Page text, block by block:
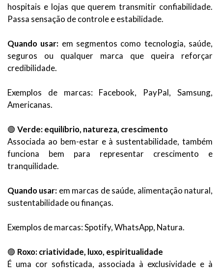
hospitais e lojas que querem transmitir confiabilidade.
Passa sensação de controle e estabilidade.
Quando usar: em segmentos como tecnologia, saúde,
seguros ou qualquer marca que queira reforçar
credibilidade.
Exemplos de marcas: Facebook, PayPal, Samsung,
Americanas.
🟢 Verde: equilíbrio, natureza, crescimento
Associada ao bem-estar e à sustentabilidade, também
funciona bem para representar crescimento e
tranquilidade.
Quando usar: em marcas de saúde, alimentação natural,
sustentabilidade ou finanças.
Exemplos de marcas: Spotify, WhatsApp, Natura.
🟣 Roxo: criatividade, luxo, espiritualidade
É uma cor sofisticada, associada à exclusividade e à